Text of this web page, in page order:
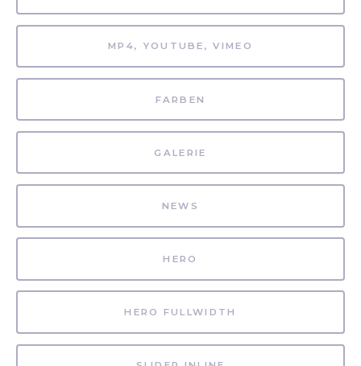
MP4, YOUTUBE, VIMEO
FARBEN
GALERIE
NEWS
HERO
HERO FULLWIDTH